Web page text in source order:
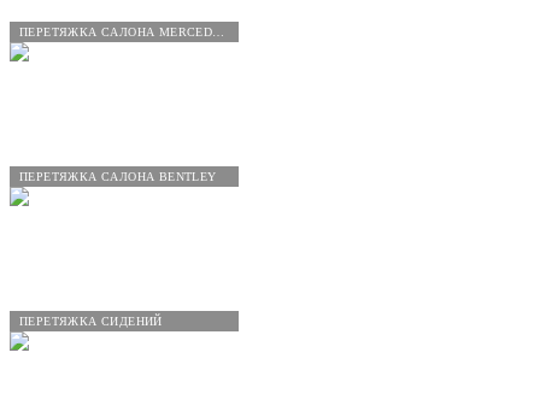
ПЕРЕТЯЖКА САЛОНА BENTLEY
ПЕРЕТЯЖКА СИДЕНИЙ